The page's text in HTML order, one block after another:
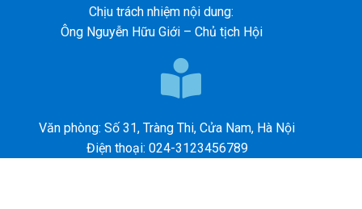
Chịu trách nhiệm nội dung:
Ông Nguyễn Hữu Giới – Chủ tịch Hội
Văn phòng: Số 31, Tràng Thi, Cửa Nam, Hà Nội
Điện thoại: 024-3123456789